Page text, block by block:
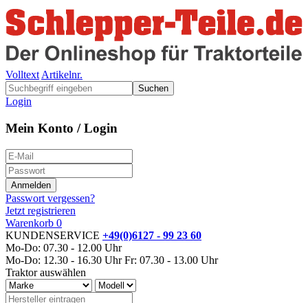
Volltext Artikelnr.
Suchen
Login
Mein Konto / Login
Passwort vergessen?
Jetzt registrieren
Warenkorb 0
KUNDENSERVICE +49(0)6127 - 99 23 60
Mo-Do: 07.30 - 12.00 Uhr
Mo-Do: 12.30 - 16.30 Uhr Fr: 07.30 - 13.00 Uhr
Traktor auswählen